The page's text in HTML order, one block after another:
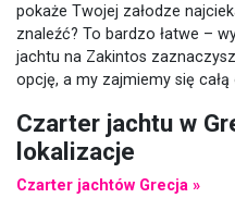
pokaże Twojej załodze
znaleźć? To bardzo łatwe –
jachtu na Zakintos
opcję, a my zajmiemy się całą
Czarter jachtu w
lokalizacje
Czarter jachtów Grecja »